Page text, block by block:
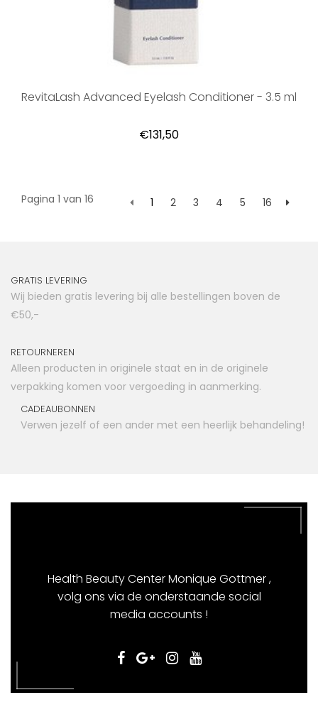
RevitaLash Advanced Eyelash Conditioner - 3.5 ml
€131,50
Pagina 1 van 16 1 2 3 4 5 16
GRATIS LEVERING
Wij bieden gratis levering bij alle bestellingen boven de
€50,-
RETOURNEREN
Alleen producten in originele staat en in de originele
verpakking komen voor vergoeding in aanmerking.
CADEAUBONNEN
Verwen jezelf of een ander met een heerlijk behandeling!
Health Beauty Center Monique Gottmer ,
volg ons via de onderstaande social
media accounts !